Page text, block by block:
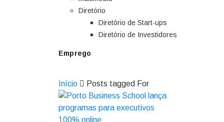
Diretório
Diretório de Start-ups
Diretório de Investidores
Emprego
Início Posts tagged For